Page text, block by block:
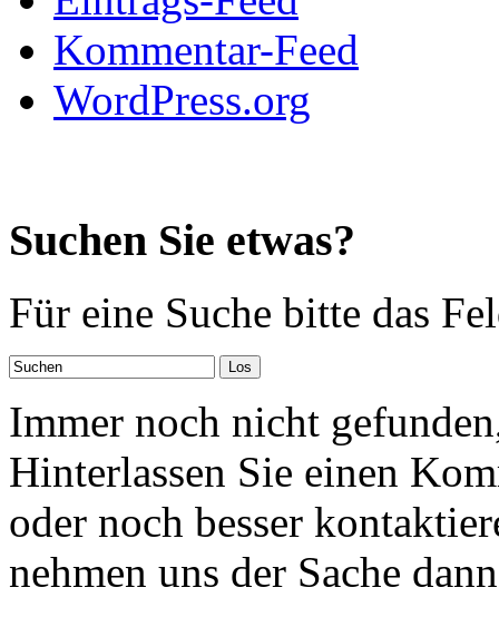
Kommentar-Feed
WordPress.org
Suchen Sie etwas?
Für eine Suche bitte das
Immer noch nicht
Hinterlassen Sie einen
oder noch besser
nehmen uns der Sache